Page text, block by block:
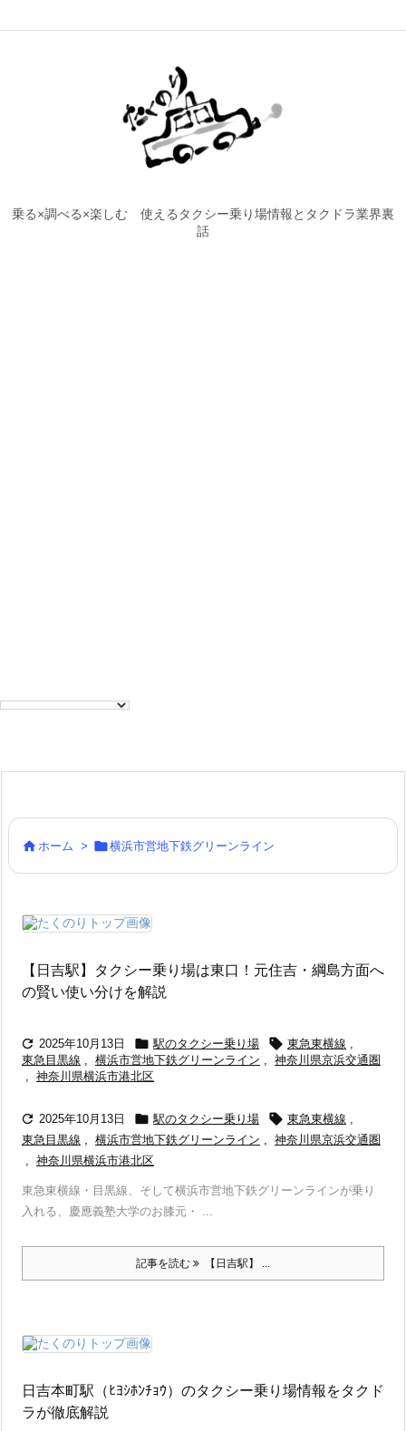
乗る×調べる×楽しむ 使えるタクシー乗り場情報とタクドラ業界裏
話
 ホーム > 横浜市営地下鉄グリーンライン
【日吉駅】タクシー乗り場は東口！元住吉・綱島方面へ
の賢い使い分けを解説
 2025年10月13日  駅のタクシー乗り場  東急東横線 ,
東急目黒線 , 横浜市営地下鉄グリーンライン , 神奈川県京浜交通圏
, 神奈川県横浜市港北区
 2025年10月13日  駅のタクシー乗り場  東急東横線 ,
東急目黒線 , 横浜市営地下鉄グリーンライン , 神奈川県京浜交通圏
, 神奈川県横浜市港北区
東急東横線・目黒線、そして横浜市営地下鉄グリーンラインが乗り
入れる、慶應義塾大学のお膝元・ ...
記事を読む 【日吉駅】 ...
日吉本町駅（ﾋﾖｼﾎﾝﾁｮｳ）のタクシー乗り場情報をタクド
ラが徹底解説